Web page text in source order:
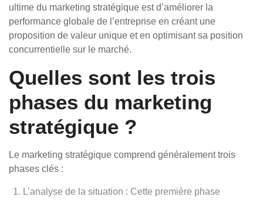
ultime du marketing stratégique est d’améliorer la
performance globale de l’entreprise en créant une
proposition de valeur unique et en optimisant sa position
concurrentielle sur le marché.
Quelles sont les trois
phases du marketing
stratégique ?
Le marketing stratégique comprend généralement trois
phases clés :
L’analyse de la situation : Cette première phase